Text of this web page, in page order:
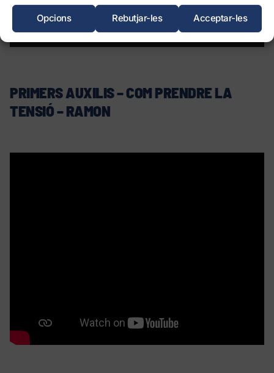
Acceptar-les
Rebutjar-les
Opcions
PRIMERS AUXILIS – COM PRENDRE LA
TENSIÓ – RAMON